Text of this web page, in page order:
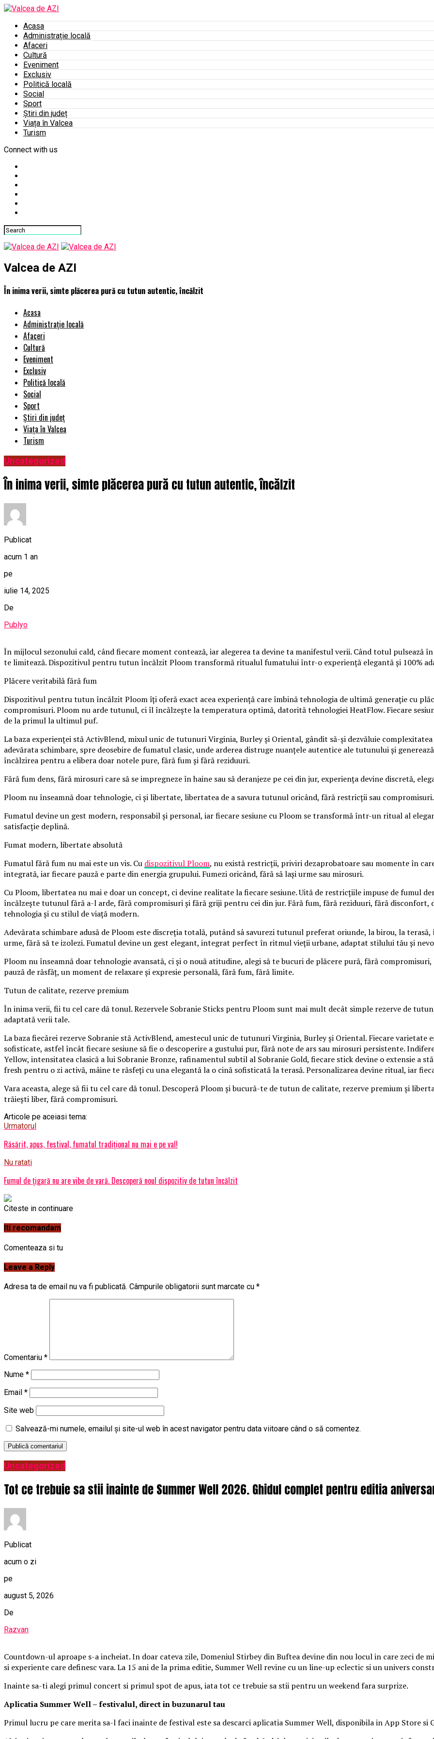
Acasa
Administrație locală
Afaceri
Cultură
Eveniment
Exclusiv
Politică locală
Social
Sport
Știri din județ
Viața în Valcea
Turism
Connect with us
Valcea de AZI
În inima verii, simte plăcerea pură cu tutun autentic, încălzit
Acasa
Administrație locală
Afaceri
Cultură
Eveniment
Exclusiv
Politică locală
Social
Sport
Știri din județ
Viața în Valcea
Turism
Uncategorized
În inima verii, simte plăcerea pură cu tutun autentic, încălzit
Publicat
acum 1 an
pe
iulie 14, 2025
De
Publyo
În mijlocul sezonului cald, când fiecare moment contează, iar alegerea ta devine ta manifestul verii. Când totul pulsează
te limitează. Dispozitivul pentru tutun încălzit Ploom transformă ritualul fumatului într-o experiență elegantă și 100%
Plăcere veritabilă fără fum
Dispozitivul pentru tutun încălzit Ploom îți oferă exact acea experiență care îmbină tehnologia de ultimă generație cu
compromisuri. Ploom nu arde tutunul, ci îl încălzește la temperatura optimă, datorită tehnologiei HeatFlow. Fiecare
de la primul la ultimul puf.
La baza experienței stă ActivBlend, mixul unic de tutunuri Virginia, Burley și Oriental, gândit să-și dezvăluie
adevărata schimbare, spre deosebire de fumatul clasic, unde arderea distruge nuanțele autentice ale tutunului și
încălzirea pentru a elibera doar notele pure, fără fum și fără reziduuri.
Fără fum dens, fără mirosuri care să se impregneze în haine sau să deranjeze pe cei din jur, experiența devine discretă,
Ploom nu înseamnă doar tehnologie, ci și libertate, libertatea de a savura tutunul oricând, fără restricții sau compromisuri.
Fumatul devine un gest modern, responsabil și personal, iar fiecare sesiune cu Ploom se transformă într-un ritual al
satisfacție deplină.
Fumat modern, libertate absolută
Fumatul fără fum nu mai este un vis. Cu dispozitivul Ploom, nu există restricții, priviri dezaprobatoare sau momente în
integrată, iar fiecare pauză e parte din energia grupului. Fumezi oricând, fără să lași urme sau mirosuri.
Cu Ploom, libertatea nu mai e doar un concept, ci devine realitate la fiecare sesiune. Uită de restricțiile impuse de fumul
încălzește tutunul fără a-l arde, fără compromisuri și fără griji pentru cei din jur. Fără fum, fără reziduuri, fără disconfort,
tehnologia și cu stilul de viață modern.
Adevărata schimbare adusă de Ploom este discreția totală, putând sâ savurezi tutunul preferat oriunde, la birou, la
urme, fără să te izolezi. Fumatul devine un gest elegant, integrat perfect în ritmul vieții urbane, adaptat stilului tău și
Ploom nu înseamnă doar tehnologie avansată, ci și o nouă atitudine, alegi să te bucuri de plăcere pură, fără
pauză de răsfăț, un moment de relaxare și expresie personală, fără fum, fără limite.
Tutun de calitate, rezerve premium
În inima verii, fii tu cel care dă tonul. Rezervele Sobranie Sticks pentru Ploom sunt mai mult decât simple rezerve de
adaptată verii tale.
La baza fiecărei rezerve Sobranie stă ActivBlend, amestecul unic de tutunuri Virginia, Burley și Oriental. Fiecare
sofisticate, astfel încât fiecare sesiune să fie o descoperire a gustului pur, fără note de ars sau mirosuri persistente.
Yellow, intensitatea clasică a lui Sobranie Bronze, rafinamentul subtil al Sobranie Gold, fiecare stick devine o extensie a
fresh pentru o zi activă, mâine te răsfeți cu una elegantă la o cină sofisticată la terasă. Personalizarea devine ritual, iar
Vara aceasta, alege să fii tu cel care dă tonul. Descoperă Ploom și bucură-te de tutun de calitate, rezerve premium și
trăiești liber, fără compromisuri.
Articole pe aceiasi tema:
Urmatorul
Răsărit, apus, festival, fumatul tradițional nu mai e pe val!
Nu ratati
Fumul de țigară nu are vibe de vară. Descoperă noul dispozitiv de tutun încălzit
Citeste in continuare
Iti recomandam
Comenteaza si tu
Leave a Reply
Adresa ta de email nu va fi publicată. Câmpurile obligatorii sunt marcate cu *
Comentariu *
Nume *
Email *
Site web
Salvează-mi numele, emailul și site-ul web în acest navigator pentru data viitoare când o să comentez.
Uncategorized
Tot ce trebuie sa stii inainte de Summer Well 2026. Ghidul complet pentru editia
Publicat
acum o zi
pe
august 5, 2026
De
Razvan
Countdown-ul aproape s-a incheiat. In doar cateva zile, Domeniul Stirbey din Buftea devine din nou locul in care zeci de
si experiente care definesc vara. La 15 ani de la prima editie, Summer Well revine cu un line-up eclectic si un univers
Inainte sa-ti alegi primul concert si primul spot de apus, iata tot ce trebuie sa stii pentru un weekend fara surprize.
Aplicatia Summer Well– festivalul, direct in buzunarul tau
Primul lucru pe care merita sa-l faci inainte de festival este sa descarci aplicatia Summer Well, disponibila in App Store si